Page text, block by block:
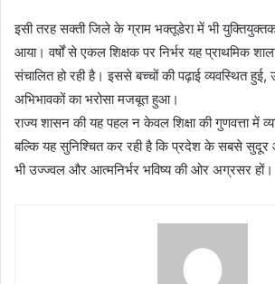
इसी तरह सक्ती जिले के ग्राम भक्तूडेरा में भी
आया। वर्षों से एकल शिक्षक पर निर्भर यह प्राथमिक
संचालित हो रही है। इससे बच्चों की पढ़ाई व्यवस्थित हुई,
अभिभावकों का भरोसा मजबूत हुआ।
राज्य शासन की यह पहल न केवल शिक्षा की गुणवत्ता में
बल्कि यह सुनिश्चित कर रही है कि प्रदेश के सबसे सुदूर
भी उज्ज्वल और आत्मनिर्भर भविष्य की ओर अग्रसर हों।